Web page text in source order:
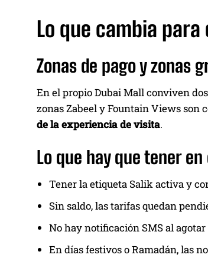
Lo que cambia
Zonas de pago y zonas
En el propio Dubai Mall conviven
zonas Zabeel y Fountain Views
de la experiencia de visita.
Lo que hay que tener
Tener la etiqueta Salik activa y
Sin saldo, las tarifas quedan
No hay notificación SMS al
En días festivos o Ramadán, las